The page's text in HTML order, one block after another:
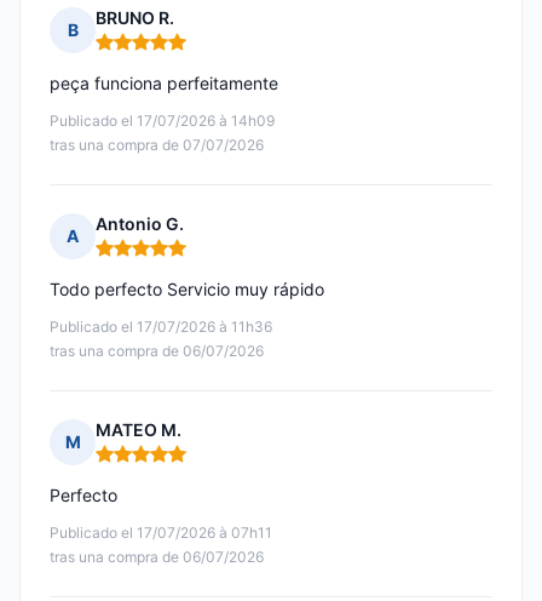
B
BRUNO R.
Nota: 5 de 5
Publicado el 17/07/2026 à 14h09
tras una compra de 07/07/2026
peça funciona perfeitamente
A
Antonio G.
Nota: 5 de 5
Publicado el 17/07/2026 à 11h36
tras una compra de 06/07/2026
Todo perfecto Servicio muy rápido
M
MATEO M.
Nota: 5 de 5
Publicado el 17/07/2026 à 07h11
tras una compra de 06/07/2026
Perfecto